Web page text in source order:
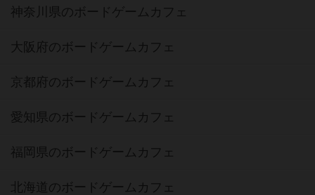
神奈川県のボードゲームカフェ
大阪府のボードゲームカフェ
京都府のボードゲームカフェ
愛知県のボードゲームカフェ
福岡県のボードゲームカフェ
北海道のボードゲームカフェ